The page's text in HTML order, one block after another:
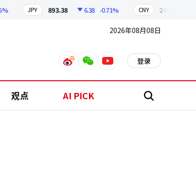
JPY 893.38 6.38 -0.71% CNY 209.17
2026年08月08日
weiboweixinyoutube 登录
观点 AI PICK 搜